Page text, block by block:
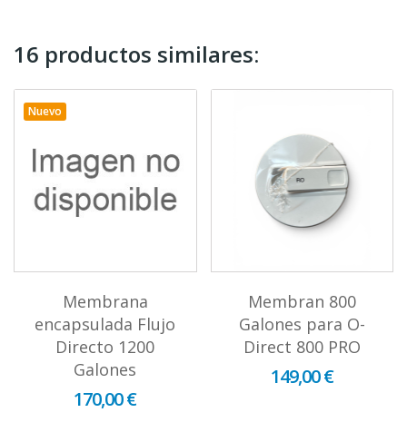
16 productos similares:
Nuevo
Membrana
encapsulada Flujo
Directo 1200
Galones
170,00 €
Membran 800
Galones para O-
Direct 800 PRO
149,00 €